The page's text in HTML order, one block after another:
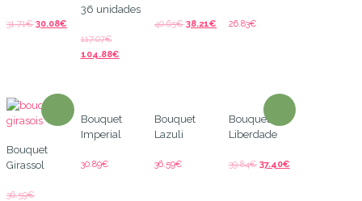
31.71€ 30.08€
36 unidades
117.07€
104.88€
40.65€ 38.21€ 26.83€
Bouquet
Girassol
36.59€
Bouquet
Imperial
30.89€
Bouquet
Lazuli
36.59€
Bouquet
Liberdade
39.84€ 37.40€